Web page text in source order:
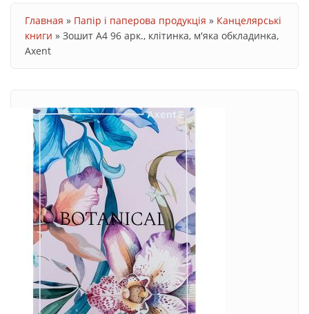
Ви є тут
Главная » Папір і паперова продукція » Канцелярські
книги » Зошит А4 96 арк., клітинка, м'яка обкладинка,
Axent